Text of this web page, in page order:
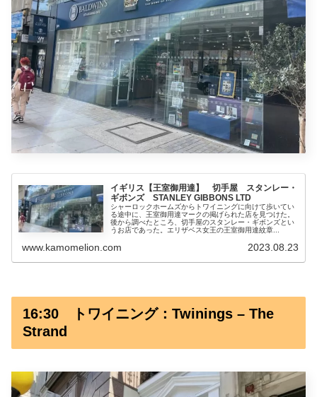
イギリス【王室御用達】 切手屋 スタンレー・
ギボンズ STANLEY GIBBONS LTD
シャーロックホームズからトワイニングに向けて歩いてい
る途中に、王室御用達マークの掲げられた店を見つけた。
後から調べたところ、切手屋のスタンレー・ギボンズとい
うお店であった。エリザベス女王の王室御用達紋章...
www.kamomelion.com 2023.08.23
16:30 トワイニング：Twinings – The
Strand